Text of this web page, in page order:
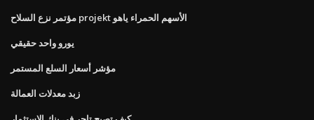
مؤتمر نزع السلاح projekt الأسهم الحمراء ياهو
يورو واحد حقيقي
مؤشر أسعار السلع المستمر
زبد معدلات العمالة